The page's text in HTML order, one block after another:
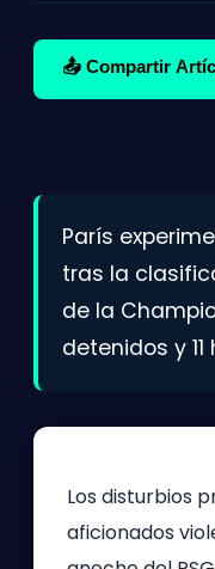
📤 Compartir
París
tras la
de la
detenidos y 11
Los disturbios
aficionados